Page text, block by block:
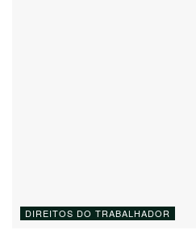
DIREITOS DO TRABALHADOR